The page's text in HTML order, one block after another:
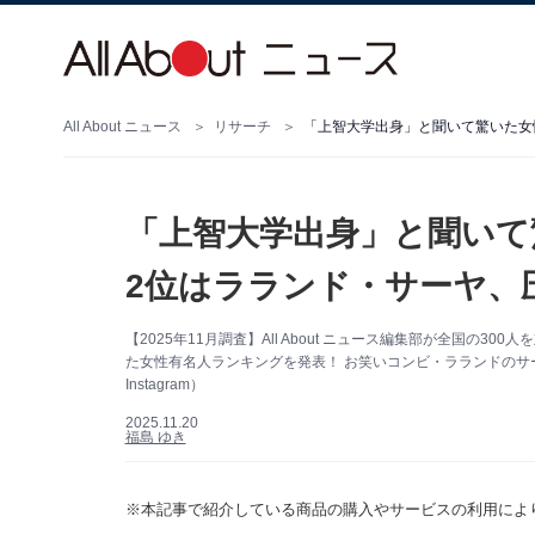
All About ニュース リサーチ 「上智大学出身」と聞いて驚いた
「上智大学出身」と聞い
2位はラランド・サーヤ、
【2025年11月調査】All About ニュース編集部が全国の300人
た女性有名人ランキングを発表！ お笑いコンビ・ラランドの
Instagram）
2025.11.20
福島 ゆき
※本記事で紹介している商品の購入やサービスの利用に